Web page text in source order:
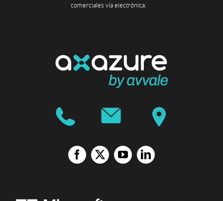
comerciales vía electrónica.